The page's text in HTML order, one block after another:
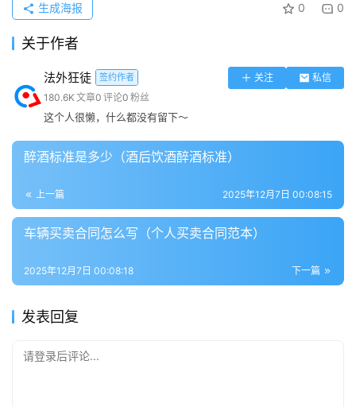
首先说明您的要求，然后陈述一下理由或原因。理由或原因
要写得准确、客观、充分，具体事项要写清楚、语言要简
洁。
准”、“希望领导帮助解决”等，也可用“此致，敬礼”等礼貌用
5、署名和日期：申请人为个人的，要写清楚自己的姓
名；申请人为单位或组织的，要写上单位名称并且加盖公
0 0
生成海报
关于作者
法外狂徒 签约作者 关注
私信
180.6K 文章0 评论0 粉丝
这个人很懒，什么都没有留下～
醉酒标准是多少（酒后饮酒醉酒标准）
上一篇 2025年12月7日 00:08:15
车辆买卖合同怎么写（个人买卖合同范本）
下一篇
2025年12月7日 00:08:18
发表回复
请登录后评论...